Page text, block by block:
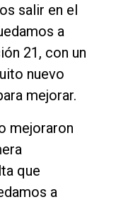
salir en el
a
21, con un
nuevo
mejorar.
mejoraron
que
a